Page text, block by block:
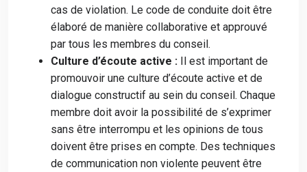
cas de violation. Le code de conduite doit être
élaboré de manière collaborative et approuvé
par tous les membres du conseil.
Culture d’écoute active : Il est important de
promouvoir une culture d’écoute active et de
dialogue constructif au sein du conseil. Chaque
membre doit avoir la possibilité de s’exprimer
sans être interrompu et les opinions de tous
doivent être prises en compte. Des techniques
de communication non violente peuvent être